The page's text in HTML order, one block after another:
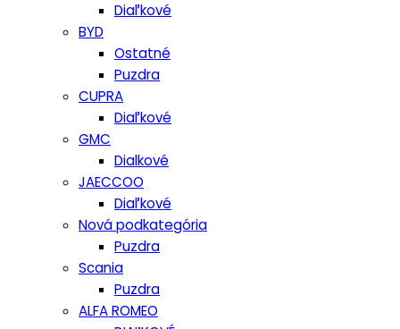
Diaľkové
BYD
Ostatné
Puzdra
CUPRA
Diaľkové
GMC
Dialkové
JAECCOO
Diaľkové
Nová podkategória
Puzdra
Scania
Puzdra
ALFA ROMEO